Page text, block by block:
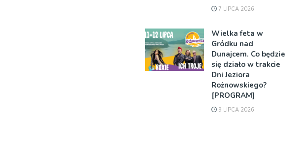
7 LIPCA 2026
Wielka feta w
Gródku nad
Dunajcem. Co będzie
się działo w trakcie
Dni Jeziora
Rożnowskiego?
[PROGRAM]
9 LIPCA 2026